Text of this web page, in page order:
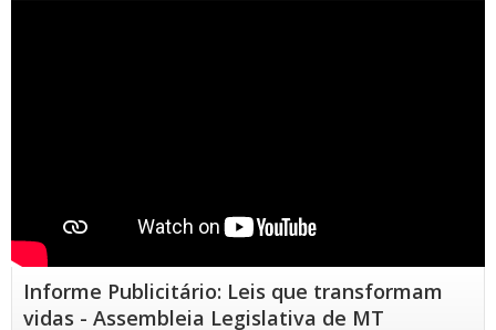
Informe Publicitário: Leis que transformam
vidas - Assembleia Legislativa de MT